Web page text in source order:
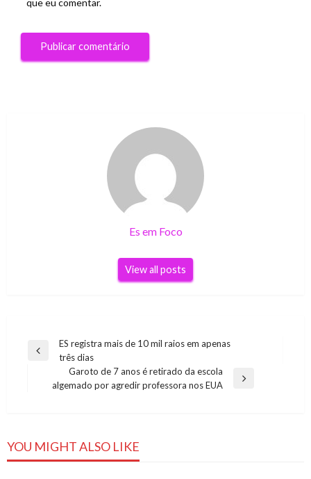
que eu comentar.
Es em Foco
View all posts
Navegação
Post
Previous
ES registra mais de 10 mil raios em apenas
três dias
Next
Garoto de 7 anos é retirado da escola
algemado por agredir professora nos EUA
YOU MIGHT ALSO LIKE